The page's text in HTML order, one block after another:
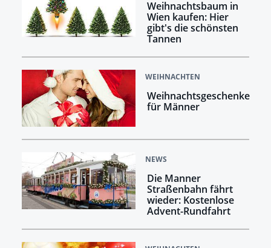
Weihnachtsbaum in
Wien kaufen: Hier
gibt's die schönsten
Tannen
WEIHNACHTEN
Weihnachtsgeschenke
für Männer
NEWS
Die Manner
Straßenbahn fährt
wieder: Kostenlose
Advent-Rundfahrt